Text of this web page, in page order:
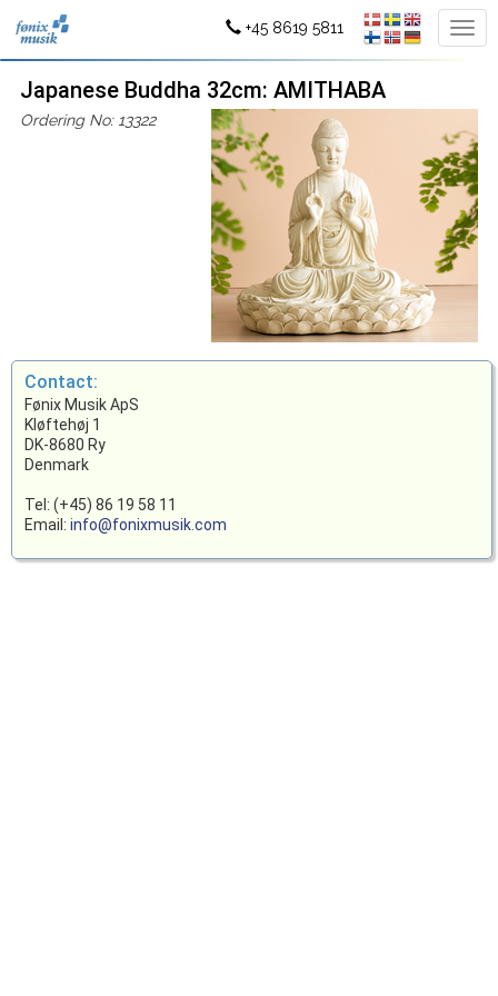
+45 8619 5811
Japanese Buddha 32cm: AMITHABA
Ordering No: 13322
Contact:
Fønix Musik ApS
Kløftehøj 1
DK-8680 Ry
Denmark
Tel: (+45) 86 19 58 11
Email: info@fonixmusik.com